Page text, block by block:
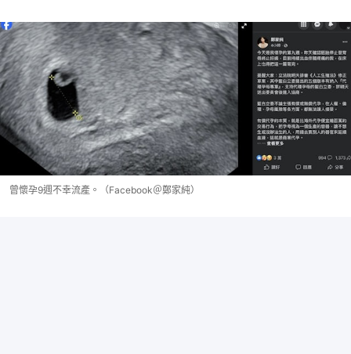
曾懷孕9週不幸流產。（Facebook＠鄭家純）